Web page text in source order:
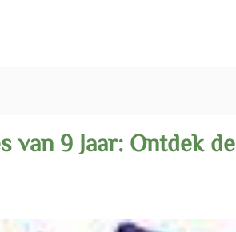
van 9 Jaar: Ontdek de